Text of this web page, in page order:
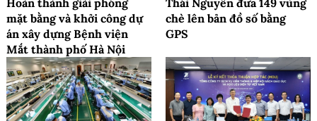
Hoàn thành giải phóng
mặt bằng và khởi công dự
án xây dựng Bệnh viện
Mắt thành phố Hà Nội
Thái Nguyên đưa 149 vùng
chè lên bản đồ số bằng
GPS